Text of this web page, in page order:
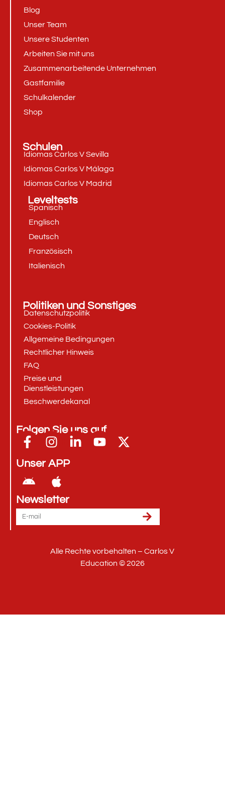
Blog
Unser Team
Unsere Studenten
Arbeiten Sie mit uns
Zusammenarbeitende Unternehmen
Gastfamilie
Schulkalender
Shop
Schulen
Idiomas Carlos V Sevilla
Idiomas Carlos V Málaga
Idiomas Carlos V Madrid
Leveltests
Spanisch
Englisch
Deutsch
Französisch
Italienisch
Politiken und Sonstiges
Datenschutzpolitik
Cookies-Politik
Allgemeine Bedingungen
Rechtlicher Hinweis
FAQ
Preise und
Dienstleistungen
Beschwerdekanal
Folgen Sie uns auf
Unser APP
Newsletter
Alle Rechte vorbehalten – Carlos V
Education © 2026